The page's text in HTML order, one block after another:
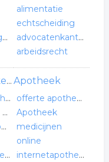
interim management
alimentatie
echtscheiding
advocatenkantoor
arbeidsrecht
Ambachtelijke producten
offerte ambachtelijke producten
Ambachtelijke producten
historische producten
handgemaakte producten
Apotheek
offerte apotheek
Apotheek
medicijnen
online
internetapotheek